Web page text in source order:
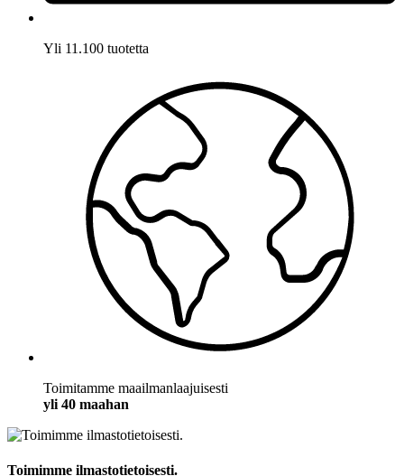
Yli 11.100 tuotetta
Toimitamme maailmanlaajuisesti
yli 40 maahan
Toimimme ilmastotietoisesti.